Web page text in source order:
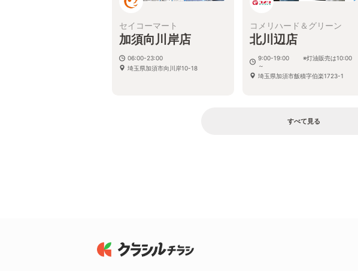
セイコーマート
加須向川岸店
06:00-23:00
埼玉県加須市向川岸10-18
コメリハード＆グリーン
北川辺店
9:00-19:00 ※灯油販売は10:00
～
埼玉県加須市飯積字伯楽1723-1
すべて見る